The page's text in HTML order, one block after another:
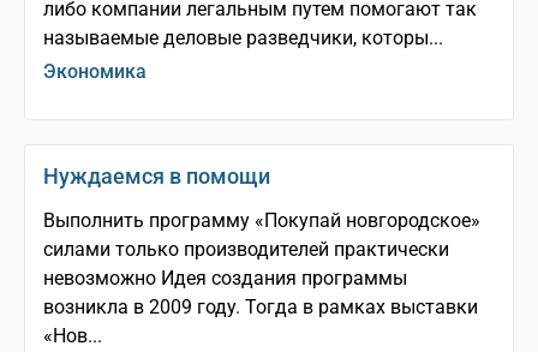
либо компании легальным путем помогают так
называемые деловые разведчики, которы...
Экономика
Нуждаемся в помощи
Выполнить программу «Покупай новгородское»
силами только производителей практически
невозможно Идея создания программы
возникла в 2009 году. Тогда в рамках выставки
«Нов...